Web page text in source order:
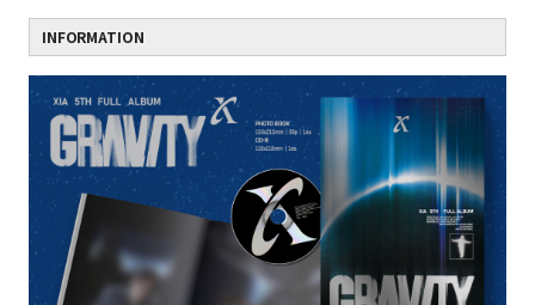
INFORMATION